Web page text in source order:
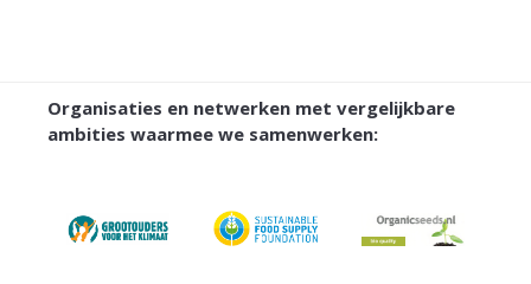
Organisaties en netwerken met vergelijkbare
ambities waarmee we samenwerken: